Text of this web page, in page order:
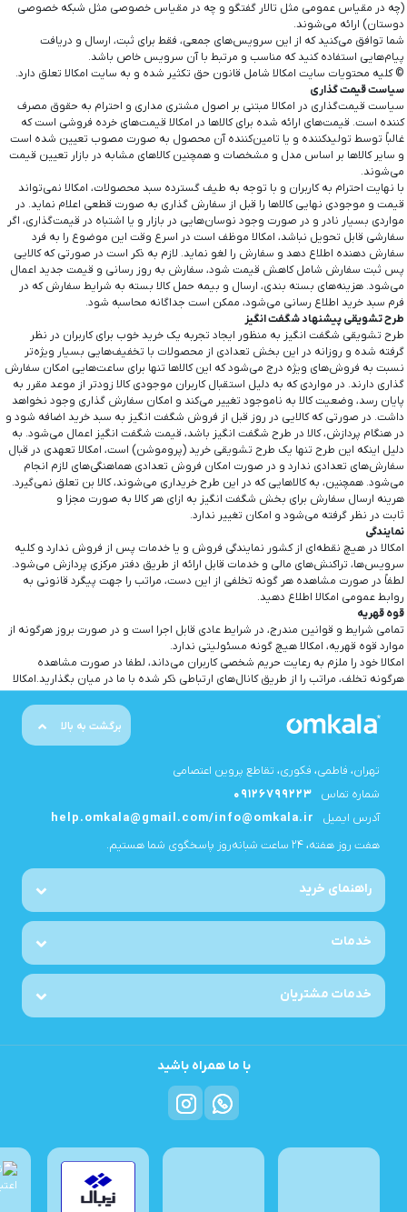
(چه در مقیاس عمومی مثل تالار گفتگو و چه در مقیاس خصوصی مثل شبکه خصوصی
دوستان) ارائه می‏‌شوند.
شما توافق می‏‌کنید که از این سرویس‏‌های جمعی، فقط برای ثبت، ارسال و دریافت
پیام‏‌هایی استفاده کنید که مناسب و مرتبط با آن سرویس خاص باشد.
© کلیه محتویات سایت امکالا شامل قانون حق تکثیر شده و به سایت امکالا تعلق دارد.
سیاست قیمت گذاری
سیاست قیمت‌‏گذاری در امکالا مبتنی بر اصول مشتری مداری و احترام به حقوق مصرف
کننده است. قیمت‏‌های ارائه شده برای کالاها در امکالا قیمت‏‌های خرده فروشی است که
غالباً توسط تولید‏کننده و یا تامین‏‌کننده آن محصول به صورت مصوب تعیین شده است
و سایر کالاها بر اساس مدل و مشخصات و همچنین کالاهای مشابه در بازار تعیین قیمت
می‌‏شوند.
با نهایت احترام به کاربران و با توجه به طیف گسترده سبد محصولات، امکالا نمی‌تواند
قیمت و موجودی نهایی کالاها را قبل از سفارش گذاری به صورت قطعی اعلام نماید. در
مواردی بسیار نادر و در صورت وجود نوسان‌‏هایی در بازار و یا اشتباه در قیمت‌‏گذاری، اگر
سفارشی قابل تحویل نباشد، امکالا موظف است در اسرع وقت این موضوع را به فرد
سفارش‌ ‏دهنده اطلاع دهد و سفارش را لغو نماید. لازم به ذکر است در صورتی که کالایی
پس ثبت سفارش شامل کاهش قیمت شود، سفارش به روز رسانی و قیمت جدید اعمال
می‏‌شود. هزینه‏‌های بسته بندی، ارسال و بیمه حمل کالا بسته به شرایط سفارش که در
فرم سبد خرید اطلاع‌ ‏رسانی می‌‏شود، ممکن است جداگانه محاسبه شود.
طرح تشویقی پیشنهاد شگفت انگیز
طرح تشویقی شگفت انگیز به منظور ایجاد تجربه یک خرید خوب برای کاربران در نظر
گرفته شده و روزانه در این بخش تعدادی از محصولات با تخفیف‏‌هایی بسیار ویژه‏‌تر
نسبت به فروش‌‏های ویژه درج می‏‌شود که این کالاها تنها برای ساعت‏‌هایی امکان سفارش
گذاری دارند. در مواردی که به دلیل استقبال کاربران موجودی کالا زودتر از موعد مقرر به
پایان رسد، وضعیت کالا به ناموجود تغییر می‏‌کند و امکان سفارش گذاری وجود نخواهد
داشت. در صورتی که کالایی در روز قبل از فروش شگفت انگیز به سبد خرید اضافه شود و
در هنگام پردازش، کالا در طرح شگفت انگیز باشد، قیمت شگفت انگیز اعمال می‏‌شود. به
دلیل اینکه این طرح تنها یک طرح تشویقی خرید (پروموشن) است، امکالا تعهدی در قبال
سفارش‌‏های تعدادی ندارد و در صورت امکان فروش تعدادی هماهنگی‌‏های لازم انجام
می‏‌شود. همچنین، به کالاهایی که در این طرح خریداری می‌شوند، کالا بن تعلق نمی‌گیرد.
هرینه ارسال سفارش برای بخش شگفت انگیز به ازای هر کالا به صورت مجزا و
ثابت در نظر گرفته می‏‌شود و امکان تغییر ندارد.
نمایندگی
امکالا در هیچ نقطه‏‌ای از کشور نمایندگی فروش و یا خدمات پس از فروش ندارد و کلیه
سرویس‌‏ها، تراکنش‏‌های مالی و خدمات قابل ارائه از طریق دفتر مرکزی پردازش می‏‌شود.
لطفاً در صورت مشاهده هر گونه تخلفی از این دست، مراتب را جهت پیگرد قانونی به
روابط عمومی امکالا اطلاع دهید.
قوه قهریه
تمامی شرایط و قوانین مندرج، در شرایط عادی قابل اجرا است و در صورت بروز هرگونه از
موارد قوه قهریه، امکالا هیچ گونه مسئولیتی ندارد.
امکالا خود را ملزم به رعایت حریم شخصی کاربران می‌داند، لطفا در صورت مشاهده
هرگونه تخلف، مراتب را از طریق کانال‏‌های ارتباطی ذکر شده با ما در میان بگذارید.امکالا
برگشت به بالا
تهران، فاطمی، فکوری، تقاطع پروین اعتصامی
شماره تماس
09126799223
آدرس ایمیل
help.omkala@gmail.com/info@omkala.ir
هفت روز هفته، ۲۴ ساعت شبانه‌روز پاسخگوی شما هستیم.
راهنمای خرید
خدمات
خدمات مشتریان
با ما همراه باشید